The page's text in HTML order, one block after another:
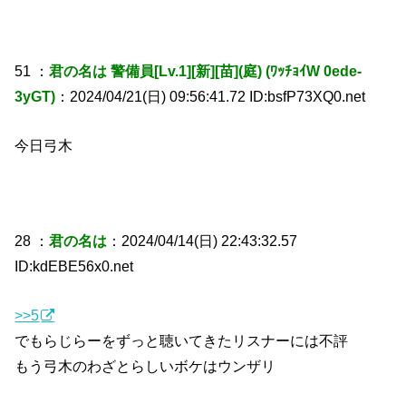
51 ：君の名は 警備員[Lv.1][新][苗](庭) (ﾜｯﾁｮｲW 0ede-
3yGT) ：2024/04/21(日) 09:56:41.72 ID:bsfP73XQ0.net
今日弓木
28 ：君の名は ：2024/04/14(日) 22:43:32.57
ID:kdEBE56x0.net
>>5
でもらじらーをずっと聴いてきたリスナーには不評
もう弓木のわざとらしいボケはウンザリ